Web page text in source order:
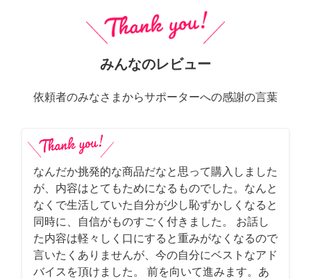
みんなのレビュー
依頼者のみなさまからサポーターへの感謝の言葉
なんだか挑発的な商品だなと思って購入しました
が、内容はとてもためになるものでした。なんと
なくで生活していた自分が少し恥ずかしくなると
同時に、自信がものすごく付きました。 お話し
た内容は軽々しく口にすると重みがなくなるので
言いたくありませんが、今の自分にベストなアド
バイスを頂けました。 前を向いて進みます。あ